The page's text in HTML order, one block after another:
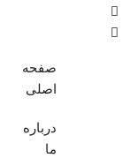
صفحه
اصلی
درباره
ما